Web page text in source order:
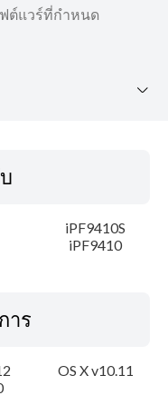
ต์แวร์ที่กำหนด
iPF9410S
iPF9410
าร
OS X v10.11